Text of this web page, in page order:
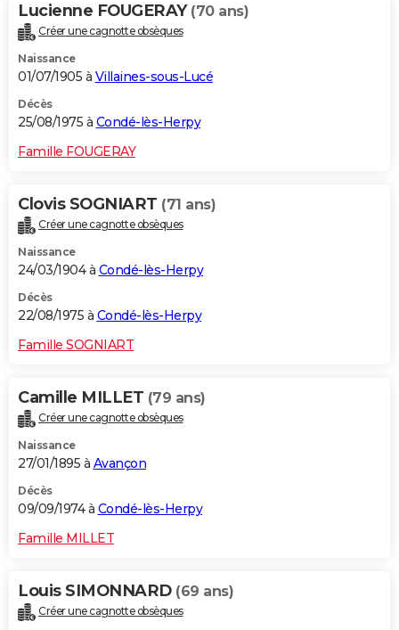
Lucienne FOUGERAY (70 ans)
Créer une cagnotte obsèques
Naissance
01/07/1905 à Villaines-sous-Lucé
Décès
25/08/1975 à Condé-lès-Herpy
Famille FOUGERAY
Clovis SOGNIART (71 ans)
Créer une cagnotte obsèques
Naissance
24/03/1904 à Condé-lès-Herpy
Décès
22/08/1975 à Condé-lès-Herpy
Famille SOGNIART
Camille MILLET (79 ans)
Créer une cagnotte obsèques
Naissance
27/01/1895 à Avançon
Décès
09/09/1974 à Condé-lès-Herpy
Famille MILLET
Louis SIMONNARD (69 ans)
Créer une cagnotte obsèques